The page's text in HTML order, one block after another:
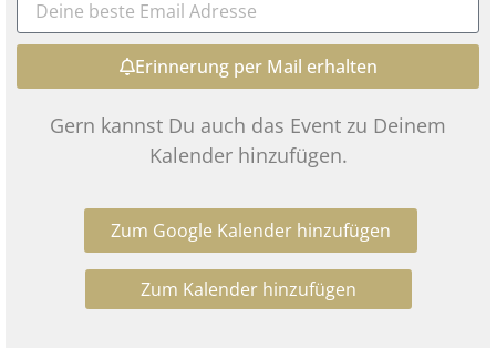
Erinnerung per Mail erhalten
Gern kannst Du auch das Event zu Deinem
Kalender hinzufügen.
Zum Google Kalender hinzufügen
Zum Kalender hinzufügen